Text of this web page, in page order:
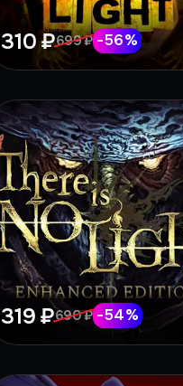
310 ₽699 ₽ -56%
319 ₽690 ₽ -54%